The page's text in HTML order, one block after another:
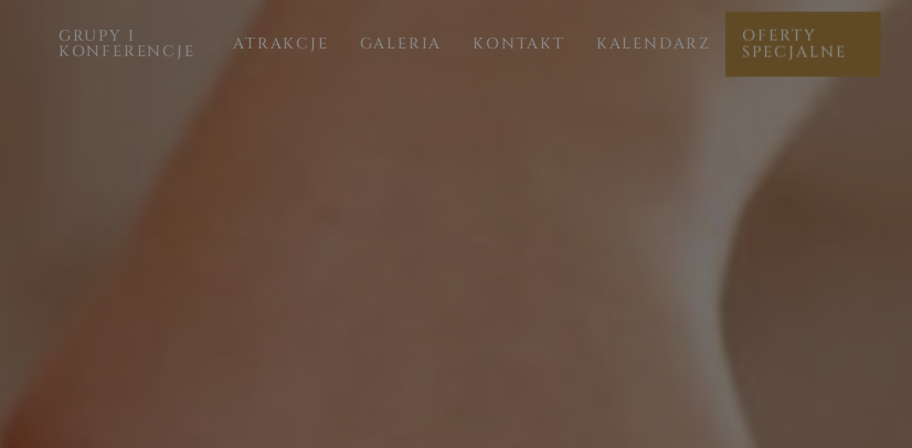
GRUPY I
KONFERENCJE ATRAKCJE GALERIA KONTAKT KALENDARZ OFERTY
SPECJALNE